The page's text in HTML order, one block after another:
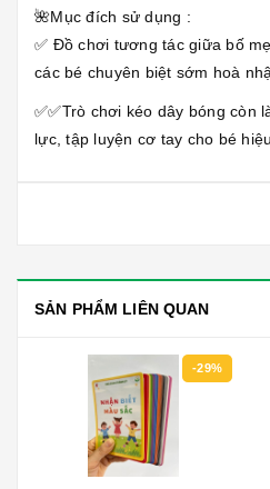
🌺Mục đích sử dụng :
✅ Đồ chơi tương tác giữa bố
các bé chuyên biệt sớm hoà
✅✅Trò chơi kéo dây bóng còn
lực, tập luyện cơ tay cho bé
SẢN PHẨM LIÊN QUAN
-29%